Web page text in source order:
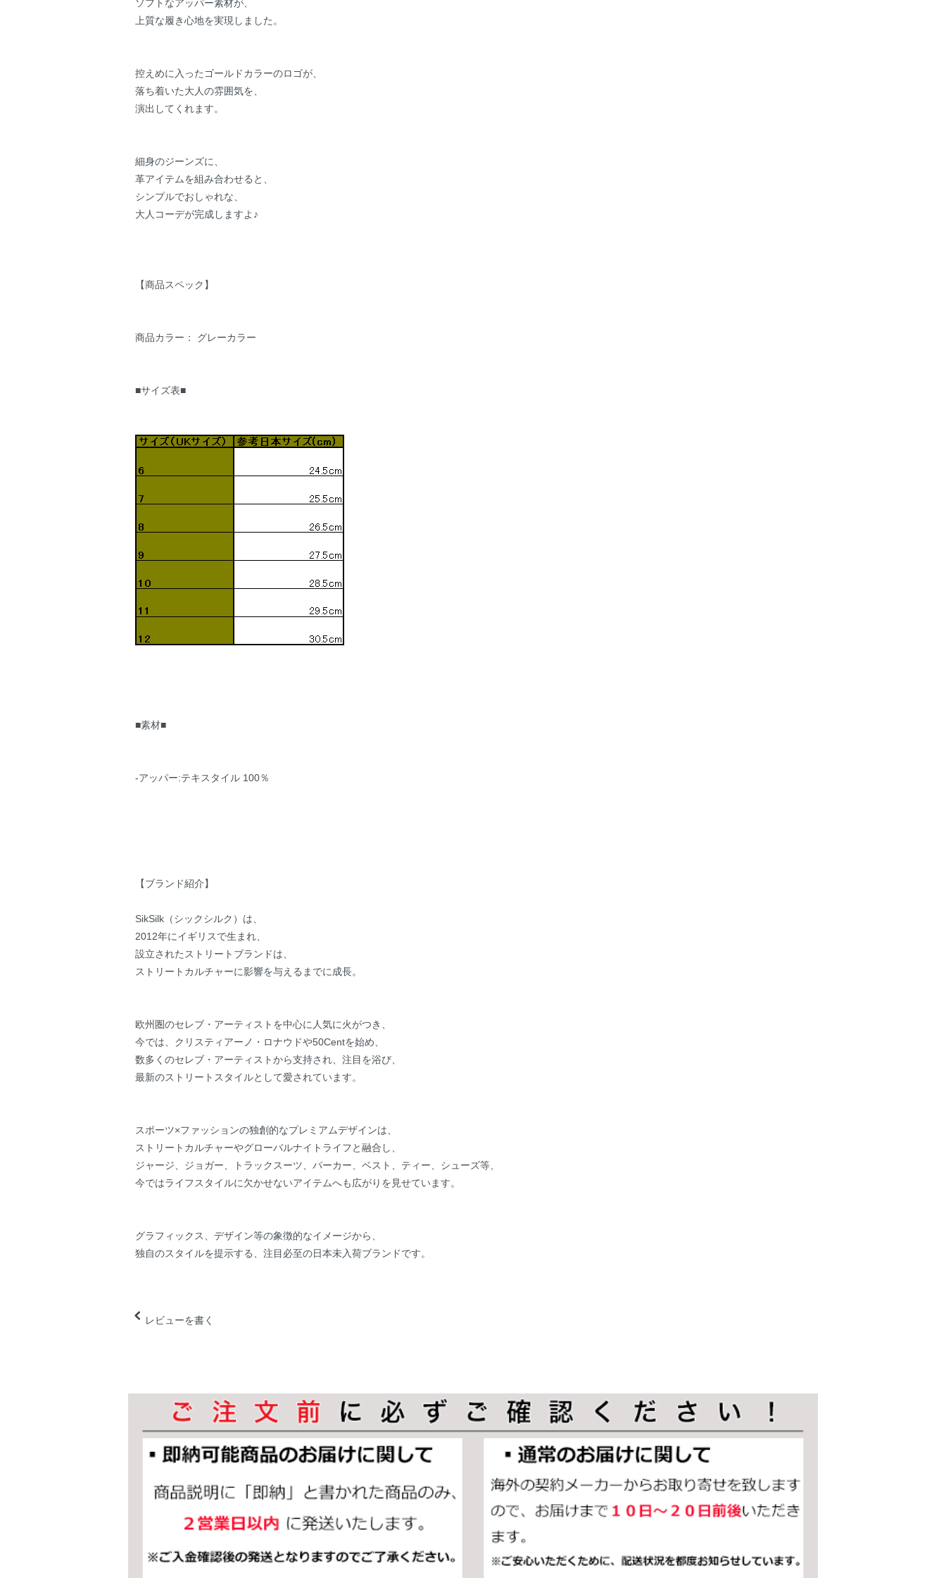
ソフトなアッパー素材が、
上質な履き心地を実現しました。
控えめに入ったゴールドカラーのロゴが、
落ち着いた大人の雰囲気を、
演出してくれます。
細身のジーンズに、
革アイテムを組み合わせると、
シンプルでおしゃれな、
大人コーデが完成しますよ♪
【商品スペック】
商品カラー： グレーカラー
■サイズ表■
■素材■
-アッパー:テキスタイル 100％
【ブランド紹介】
SikSilk（シックシルク）は、
2012年にイギリスで生まれ、
設立されたストリートブランドは、
ストリートカルチャーに影響を与えるまでに成長。
欧州圏のセレブ・アーティストを中心に人気に火がつき、
今では、クリスティアーノ・ロナウドや50Centを始め、
数多くのセレブ・アーティストから支持され、注目を浴び、
最新のストリートスタイルとして愛されています。
スポーツ×ファッションの独創的なプレミアムデザインは、
ストリートカルチャーやグローバルナイトライフと融合し、
ジャージ、ジョガー、トラックスーツ、パーカー、ベスト、ティー、シューズ等、
今ではライフスタイルに欠かせないアイテムへも広がりを見せています。
グラフィックス、デザイン等の象徴的なイメージから、
独自のスタイルを提示する、注目必至の日本未入荷ブランドです。
レビューを書く